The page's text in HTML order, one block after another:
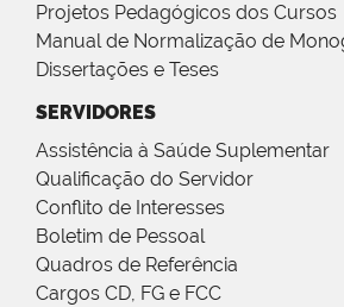
Projetos Pedagógicos dos Cursos
Manual de Normalização de
Dissertações e Teses
SERVIDORES
Assistência à Saúde Suplementar
Qualificação do Servidor
Conflito de Interesses
Boletim de Pessoal
Quadros de Referência
Cargos CD, FG e FCC